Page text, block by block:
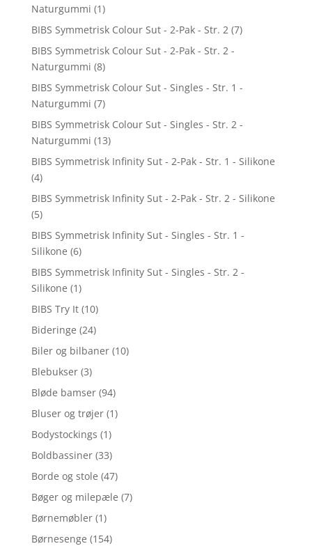
Naturgummi (1)
BIBS Symmetrisk Colour Sut - 2-Pak - Str. 2 (7)
BIBS Symmetrisk Colour Sut - 2-Pak - Str. 2 -
Naturgummi (8)
BIBS Symmetrisk Colour Sut - Singles - Str. 1 -
Naturgummi (7)
BIBS Symmetrisk Colour Sut - Singles - Str. 2 -
Naturgummi (13)
BIBS Symmetrisk Infinity Sut - 2-Pak - Str. 1 - Silikone
(4)
BIBS Symmetrisk Infinity Sut - 2-Pak - Str. 2 - Silikone
(5)
BIBS Symmetrisk Infinity Sut - Singles - Str. 1 -
Silikone (6)
BIBS Symmetrisk Infinity Sut - Singles - Str. 2 -
Silikone (1)
BIBS Try It (10)
Bideringe (24)
Biler og bilbaner (10)
Blebukser (3)
Bløde bamser (94)
Bluser og trøjer (1)
Bodystockings (1)
Boldbassiner (33)
Borde og stole (47)
Bøger og milepæle (7)
Børnemøbler (1)
Børnesenge (154)